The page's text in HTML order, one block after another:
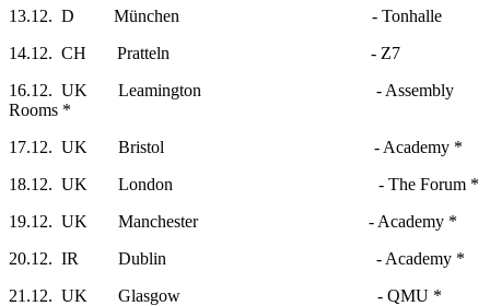
13.12. D München - Tonhalle
14.12. CH Pratteln - Z7
16.12. UK Leamington - Assembly
Rooms *
17.12. UK Bristol - Academy *
18.12. UK London - The Forum *
19.12. UK Manchester - Academy *
20.12. IR Dublin - Academy *
21.12. UK Glasgow - QMU *